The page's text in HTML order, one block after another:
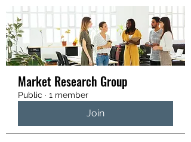
Market Research Group
Public · 1 member
Join